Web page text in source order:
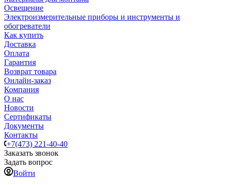
Освещение
Электроизмерительные приборы и инструменты и
обогреватели
Как купить
Доставка
Оплата
Гарантия
Возврат товара
Онлайн-заказ
Компания
О нас
Новости
Сертификаты
Документы
Контакты
+7(473) 221-40-40
Заказать звонок
Задать вопрос
Войти